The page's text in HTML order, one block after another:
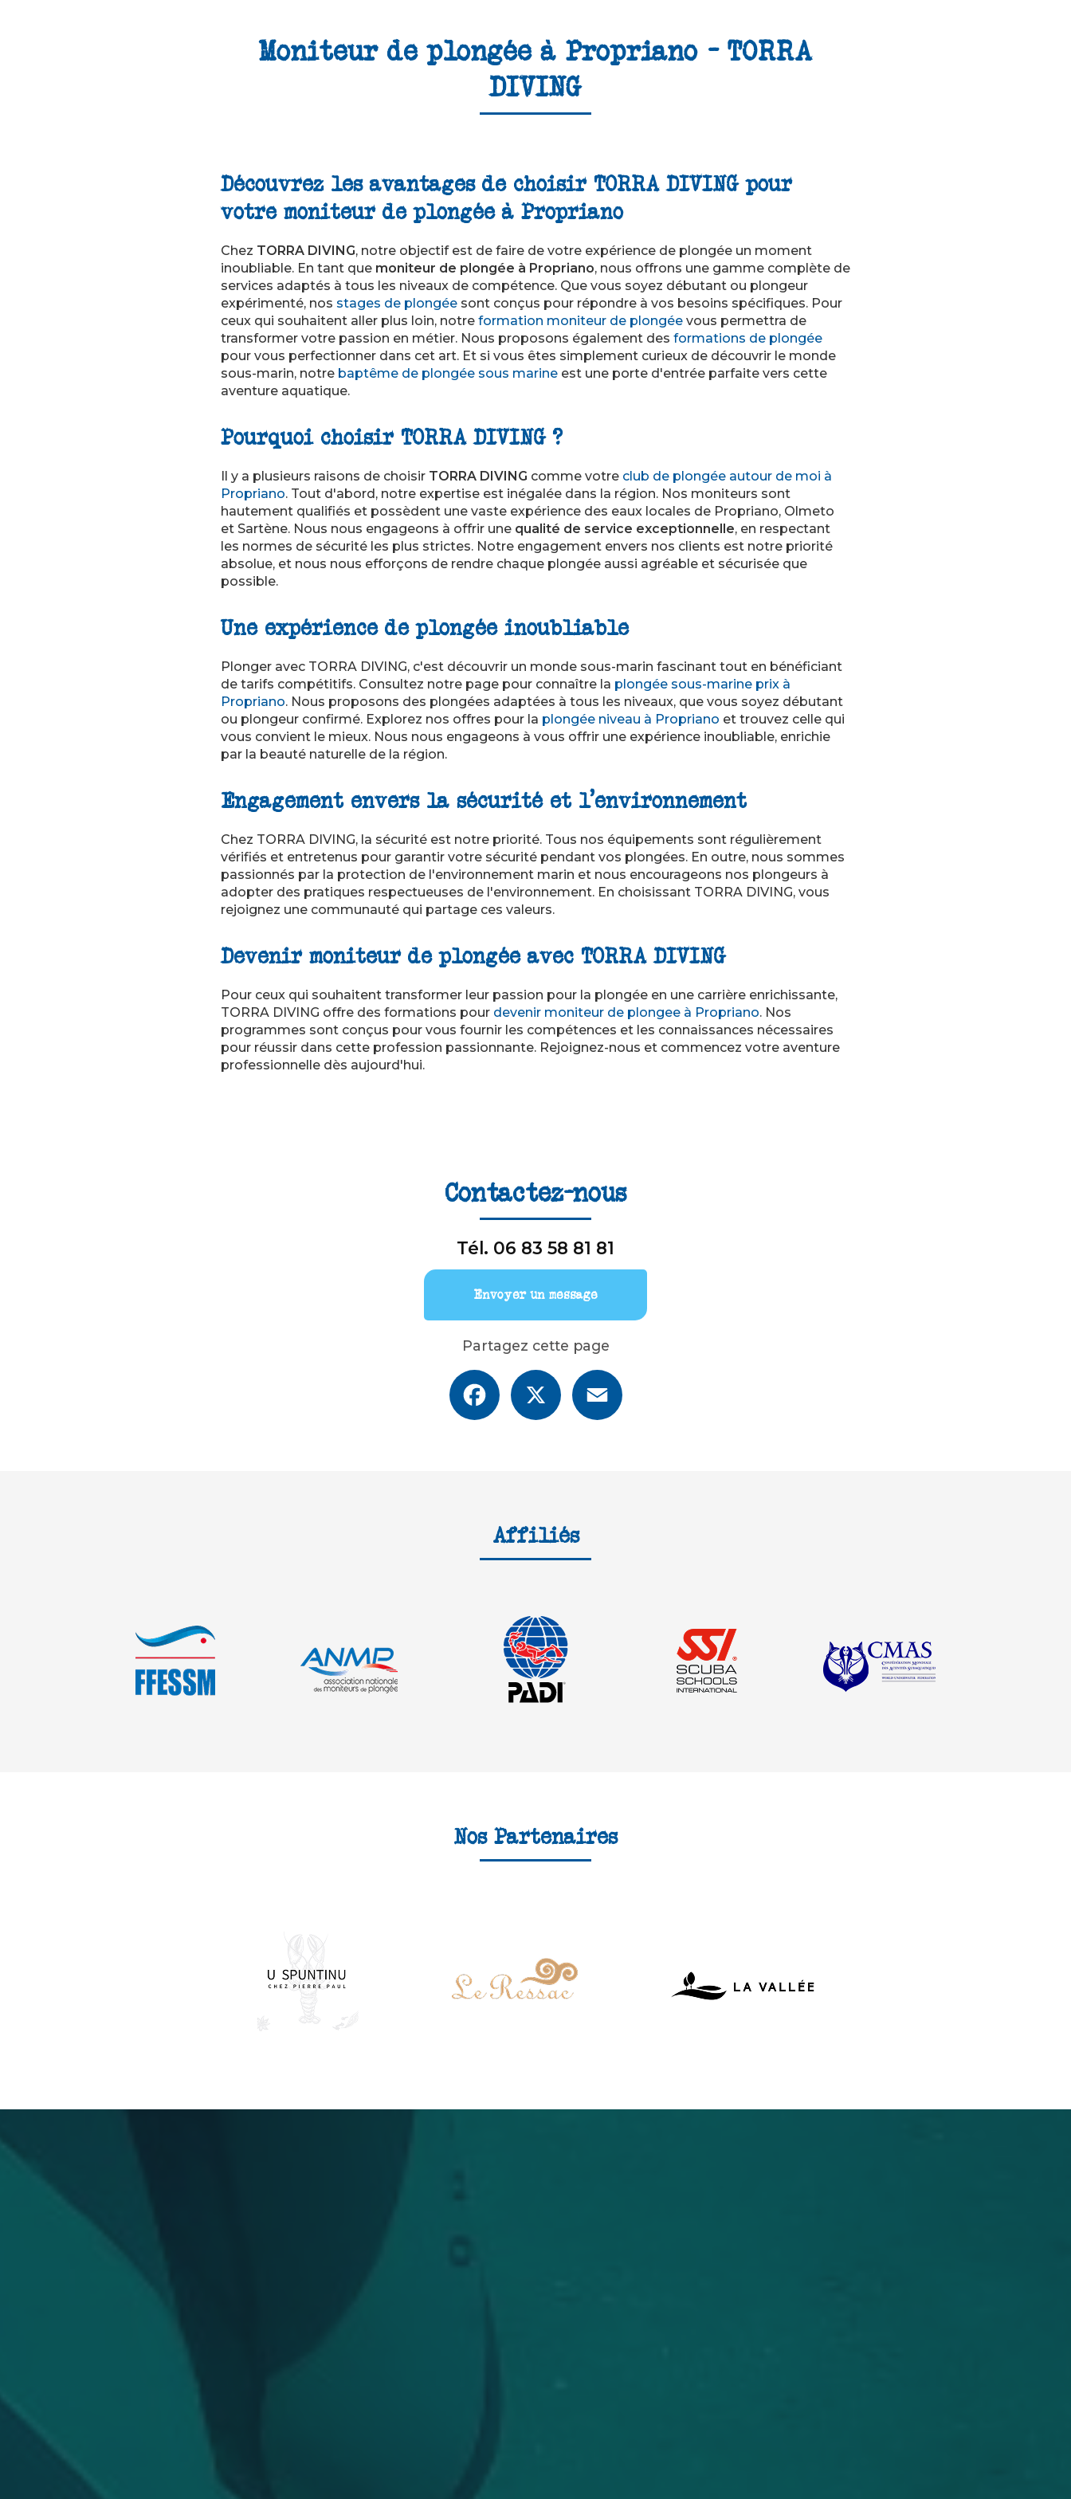
Moniteur de plongée à Propriano - TORRA
DIVING
Découvrez les avantages de choisir TORRA DIVING pour
votre moniteur de plongée à Propriano
Chez TORRA DIVING, notre objectif est de faire de votre expérience de plongée un moment
inoubliable. En tant que moniteur de plongée à Propriano, nous offrons une gamme complète de
services adaptés à tous les niveaux de compétence. Que vous soyez débutant ou plongeur
expérimenté, nos stages de plongée sont conçus pour répondre à vos besoins spécifiques. Pour
ceux qui souhaitent aller plus loin, notre formation moniteur de plongée vous permettra de
transformer votre passion en métier. Nous proposons également des formations de plongée
pour vous perfectionner dans cet art. Et si vous êtes simplement curieux de découvrir le monde
sous-marin, notre baptême de plongée sous marine est une porte d'entrée parfaite vers cette
aventure aquatique.
Pourquoi choisir TORRA DIVING ?
Il y a plusieurs raisons de choisir TORRA DIVING comme votre club de plongée autour de moi à
Propriano. Tout d'abord, notre expertise est inégalée dans la région. Nos moniteurs sont
hautement qualifiés et possèdent une vaste expérience des eaux locales de Propriano, Olmeto
et Sartène. Nous nous engageons à offrir une qualité de service exceptionnelle, en respectant
les normes de sécurité les plus strictes. Notre engagement envers nos clients est notre priorité
absolue, et nous nous efforçons de rendre chaque plongée aussi agréable et sécurisée que
possible.
Une expérience de plongée inoubliable
Plonger avec TORRA DIVING, c'est découvrir un monde sous-marin fascinant tout en bénéficiant
de tarifs compétitifs. Consultez notre page pour connaître la plongée sous-marine prix à
Propriano. Nous proposons des plongées adaptées à tous les niveaux, que vous soyez débutant
ou plongeur confirmé. Explorez nos offres pour la plongée niveau à Propriano et trouvez celle qui
vous convient le mieux. Nous nous engageons à vous offrir une expérience inoubliable, enrichie
par la beauté naturelle de la région.
Engagement envers la sécurité et l'environnement
Chez TORRA DIVING, la sécurité est notre priorité. Tous nos équipements sont régulièrement
vérifiés et entretenus pour garantir votre sécurité pendant vos plongées. En outre, nous sommes
passionnés par la protection de l'environnement marin et nous encourageons nos plongeurs à
adopter des pratiques respectueuses de l'environnement. En choisissant TORRA DIVING, vous
rejoignez une communauté qui partage ces valeurs.
Devenir moniteur de plongée avec TORRA DIVING
Pour ceux qui souhaitent transformer leur passion pour la plongée en une carrière enrichissante,
TORRA DIVING offre des formations pour devenir moniteur de plongee à Propriano. Nos
programmes sont conçus pour vous fournir les compétences et les connaissances nécessaires
pour réussir dans cette profession passionnante. Rejoignez-nous et commencez votre aventure
professionnelle dès aujourd'hui.
Contactez-nous
Tél. 06 83 58 81 81
Envoyer un message
Partagez cette page
Facebook
Affiliés
Nos Partenaires